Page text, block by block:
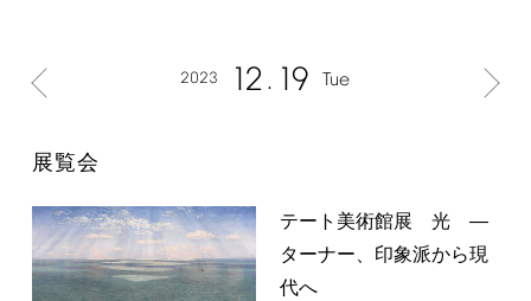
2023 12 19 Tue
展覧会
テート美術館展 光 ―
ターナー、印象派から現
代へ